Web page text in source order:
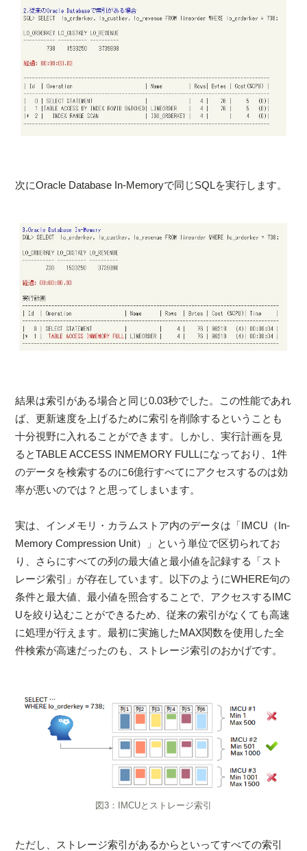
次にOracle Database In-Memoryで同じSQLを実行します。
結果は索引がある場合と同じ0.03秒でした。この性能であれ
ば、更新速度を上げるために索引を削除するということも
十分視野に入れることができます。しかし、実行計画を見
るとTABLE ACCESS INMEMORY FULLになっており、1件
のデータを検索するのに6億行すべてにアクセスするのは効
率が悪いのでは？と思ってしまいます。
実は、インメモリ・カラムストア内のデータは「IMCU（In-
Memory Compression Unit）」という単位で区切られてお
り、さらにすべての列の最大値と最小値を記録する「スト
レージ索引」が存在しています。以下のようにWHERE句の
条件と最大値、最小値を照合することで、アクセスするIMC
Uを絞り込むことができるため、従来の索引がなくても高速
に処理が行えます。最初に実施したMAX関数を使用した全
件検索が高速だったのも、ストレージ索引のおかげです。
図3：IMCUとストレージ索引
ただし、ストレージ索引があるからといってすべての索引